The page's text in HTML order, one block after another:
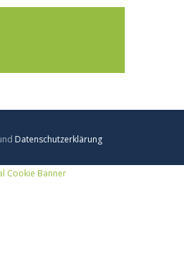
Datenschutzerklärung
Cookie Banner